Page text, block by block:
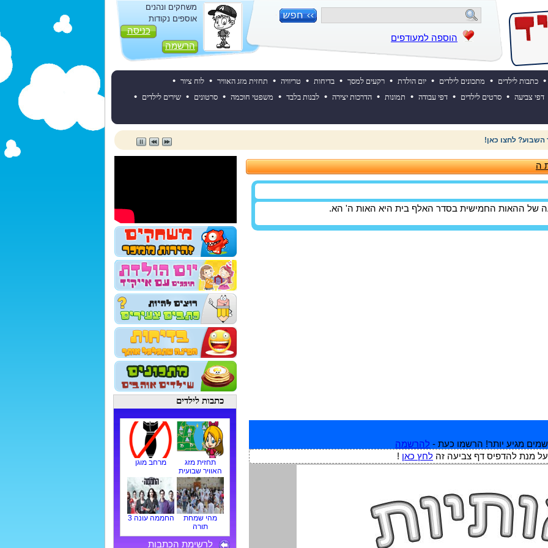
הוספה למעודפים
משחקים ונהנים
אוספים נקודות
כניסה
הרשמה
• כתבות לילדים • מתכונים לילדים • יום הולדת • רקעים למסך • בדיחות • טריוויה • תחזית מזג האוויר • לוח ציור •
דפי צביעה • סרטים לילדים • דפי עבודה • תמונות • הדרכות יצירה • לבנות בלבד • משפטי חוכמה • סרטונים • שירים לילדים •
השבוע? לחצו כאן!
ה
של ההאות החמישית בסדר האלף בית היא האות ה' הא.
מגיע יותר! הרשמו כעת - להרשמה
על מנת להדפיס דף צביעה זה לחץ כאן !
כתבות לילדים
תחזית מזג
האוויר שבועית
מרחב מוגן
מהי שמחת
תורה
החממה עונה 3
לרשימת הכתבות